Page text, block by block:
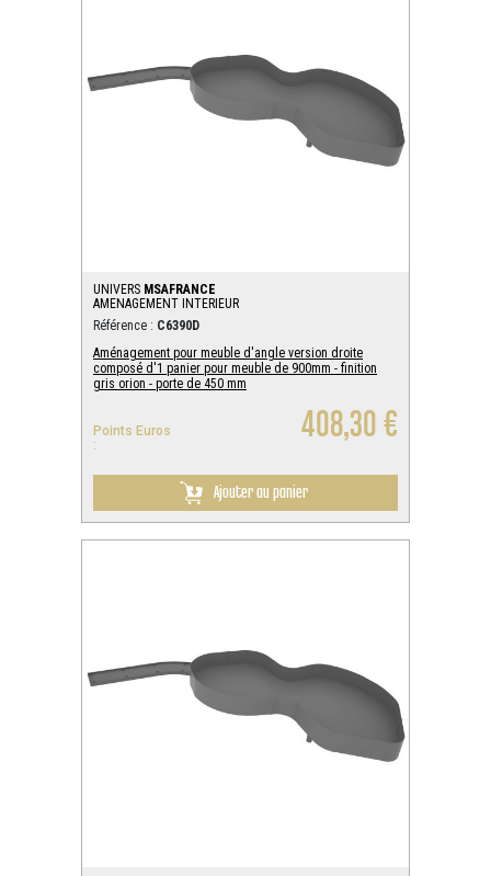
UNIVERS MSAFRANCE
AMENAGEMENT INTERIEUR
Référence : C6390D
Aménagement pour meuble d'angle version droite
composé d'1 panier pour meuble de 900mm - finition
gris orion - porte de 450 mm
Points Euros
:
408,30 €
Ajouter au panier